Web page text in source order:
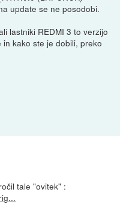
update se ne posodobi.
lastniki REDMI 3 to verzijo
kako ste je dobili, preko
tale "ovitek" :